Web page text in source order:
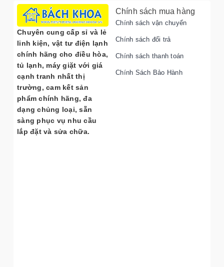
Chuyên cung cấp sỉ và lẻ
linh kiện, vật tư điện lạnh
chính hãng cho điều hòa,
tủ lạnh, máy giặt với giá
cạnh tranh nhất thị
trường, cam kết sản
phẩm chính hãng, đa
dạng chủng loại, sẵn
sàng phục vụ nhu cầu
lắp đặt và sửa chữa.
Chính sách mua hàng
Chính sách vận chuyển
Chính sách đổi trả
Chính sách thanh toán
Chính Sách Bảo Hành